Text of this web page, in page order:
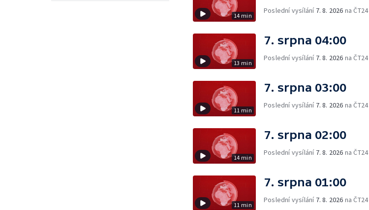
14 min
Poslední vysílání 7. 8. 2026 na ČT24
13 min
7. srpna 04:00
Poslední vysílání 7. 8. 2026 na ČT24
11 min
7. srpna 03:00
Poslední vysílání 7. 8. 2026 na ČT24
14 min
7. srpna 02:00
Poslední vysílání 7. 8. 2026 na ČT24
11 min
7. srpna 01:00
Poslední vysílání 7. 8. 2026 na ČT24